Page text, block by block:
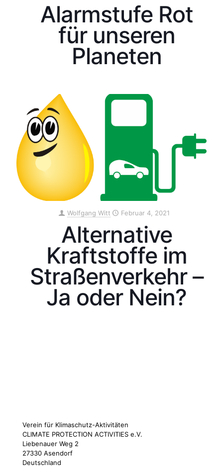
Alarmstufe Rot
für unseren
Planeten
Wolfgang Witt Februar 4, 2021
Alternative
Kraftstoffe im
Straßenverkehr –
Ja oder Nein?
Verein für Klimaschutz-Aktivitäten
CLIMATE PROTECTION ACTIVITIES e.V.
Liebenauer Weg 2
27330 Asendorf
Deutschland